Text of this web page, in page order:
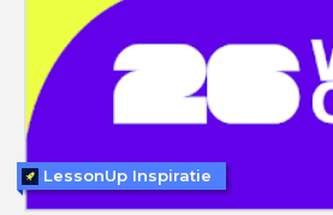
LessonUp Inspiratie